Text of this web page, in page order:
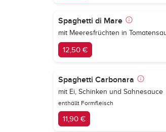
Spaghetti di Mare
mit Meeresfrüchten in
12,50 €
Spaghetti Carbonara
mit Ei, Schinken und Sahnesauce
enthällt Formfleisch
11,90 €